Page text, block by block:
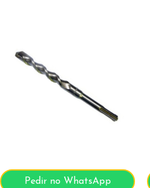
Pedir no WhatsApp